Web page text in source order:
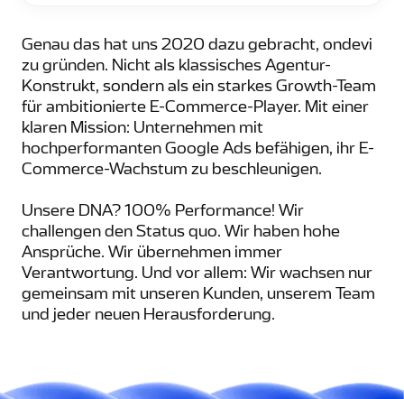
Genau das hat uns 2020 dazu gebracht, ondevi
zu gründen. Nicht als klassisches Agentur-
Konstrukt, sondern als ein starkes Growth-Team
für ambitionierte E-Commerce-Player. Mit einer
klaren Mission: Unternehmen mit
hochperformanten Google Ads befähigen, ihr E-
Commerce-Wachstum zu beschleunigen.
Unsere DNA? 100% Performance! Wir
challengen den Status quo. Wir haben hohe
Ansprüche. Wir übernehmen immer
Verantwortung. Und vor allem: Wir wachsen nur
gemeinsam mit unseren Kunden, unserem Team
und jeder neuen Herausforderung.